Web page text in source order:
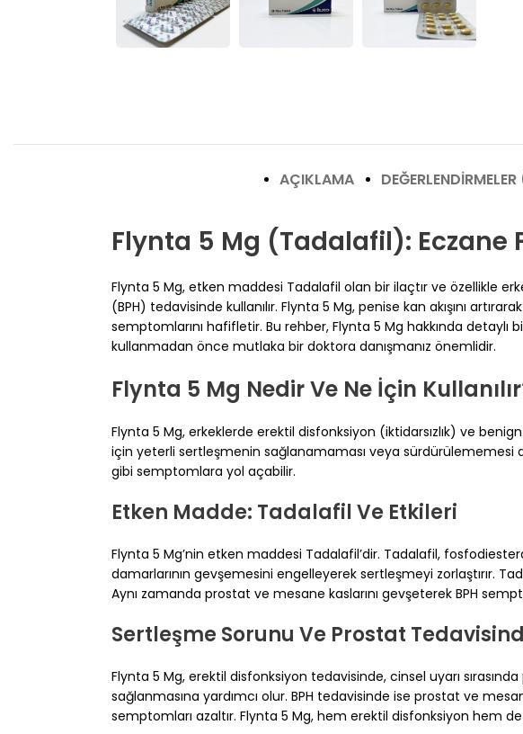
AÇIKLAMA
Flynta 5 Mg (Tadalafil): Eczane
Flynta 5 Mg, etken maddesi Tadalafil olan bir ilaçtır ve özellikle
(BPH) tedavisinde kullanılır. Flynta 5 Mg, penise kan akışını
semptomlarını hafifletir. Bu rehber, Flynta 5 Mg hakkında detaylı
kullanmadan önce mutlaka bir doktora danışmanız önemlidir.
Flynta 5 Mg Nedir Ve Ne İçin
Flynta 5 Mg, erkeklerde erektil disfonksiyon (iktidarsızlık) ve
için yeterli sertleşmenin sağlanamaması veya sürdürülememesi
gibi semptomlara yol açabilir.
Etken Madde: Tadalafil Ve Etkileri
Flynta 5 Mg’nin etken maddesi Tadalafil’dir. Tadalafil,
damarlarının gevşemesini engelleyerek sertleşmeyi zorlaştırır.
Aynı zamanda prostat ve mesane kaslarını gevşeterek BPH
Sertleşme Sorunu Ve Prostat
Flynta 5 Mg, erektil disfonksiyon tedavisinde, cinsel uyarı
sağlanmasına yardımcı olur. BPH tedavisinde ise prostat ve
semptomları azaltır. Flynta 5 Mg, hem erektil disfonksiyon hem